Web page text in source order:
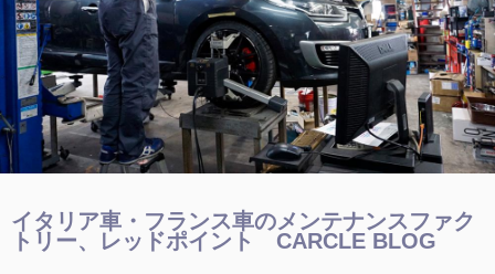
イタリア車・フランス車のメンテナンスファク
トリー、レッドポイント CARCLE BLOG